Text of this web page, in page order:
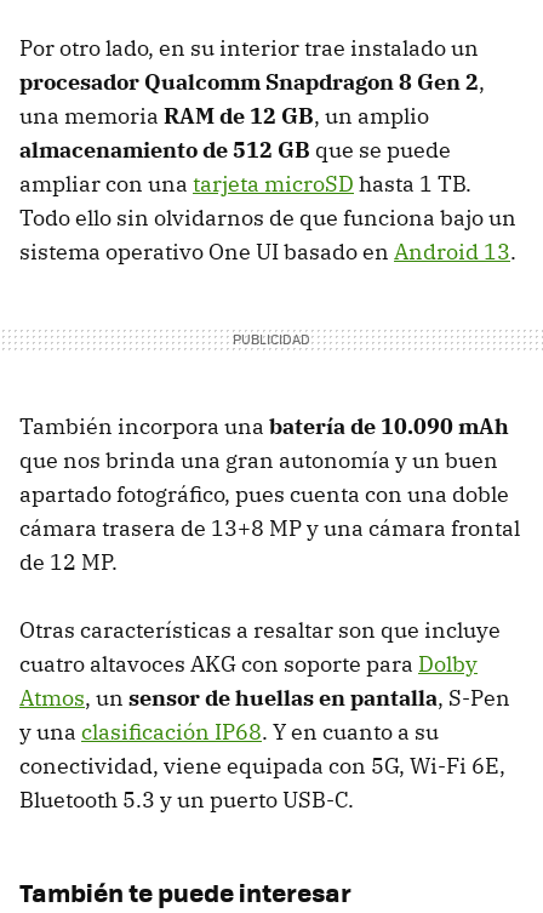
Por otro lado, en su interior trae instalado un
procesador Qualcomm Snapdragon 8 Gen 2,
una memoria RAM de 12 GB, un amplio
almacenamiento de 512 GB que se puede
ampliar con una tarjeta microSD hasta 1 TB.
Todo ello sin olvidarnos de que funciona bajo un
sistema operativo One UI basado en Android 13.
También incorpora una batería de 10.090 mAh
que nos brinda una gran autonomía y un buen
apartado fotográfico, pues cuenta con una doble
cámara trasera de 13+8 MP y una cámara frontal
de 12 MP.
Otras características a resaltar son que incluye
cuatro altavoces AKG con soporte para Dolby
Atmos, un sensor de huellas en pantalla, S-Pen
y una clasificación IP68. Y en cuanto a su
conectividad, viene equipada con 5G, Wi-Fi 6E,
Bluetooth 5.3 y un puerto USB-C.
También te puede interesar